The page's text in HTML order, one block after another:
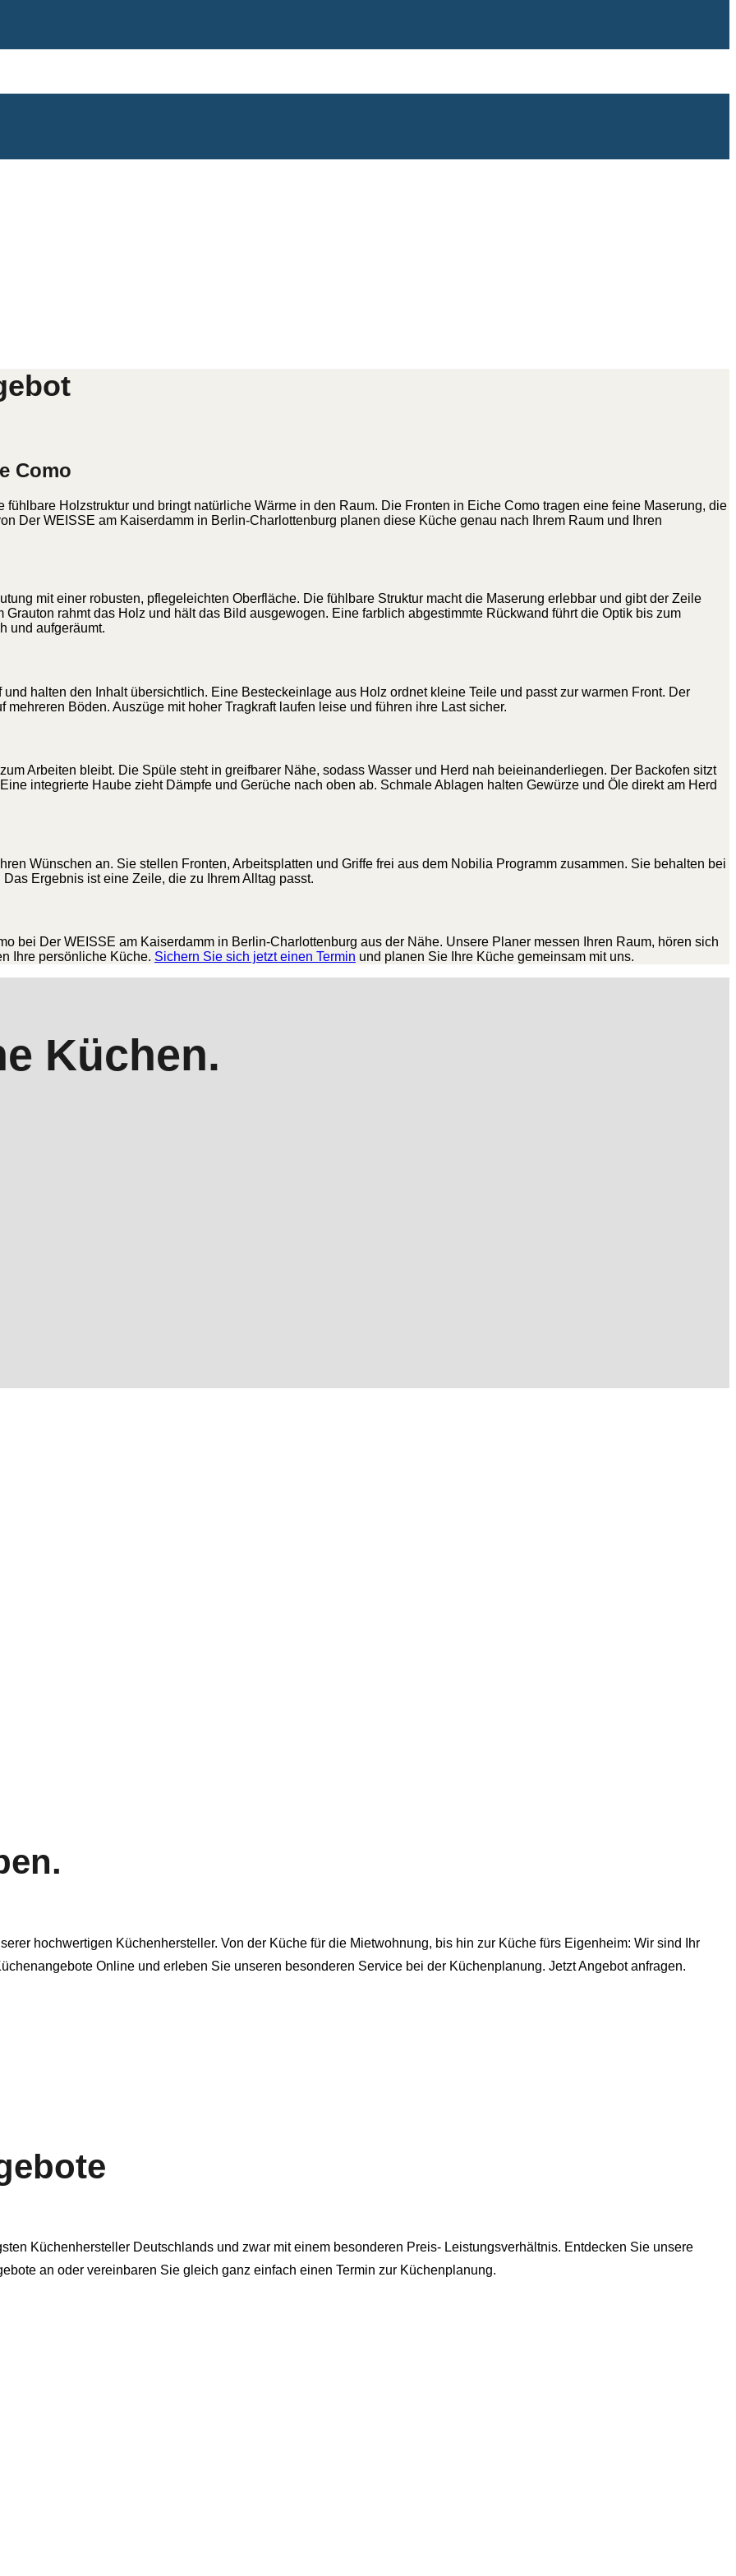
Como
Holzstruktur und bringt natürliche Wärme in den Raum. Die Fronten in Eiche Como tragen eine feine Maserung, die
Der WEISSE am Kaiserdamm in Berlin-Charlottenburg planen diese Küche genau nach Ihrem Raum und Ihren
mit einer robusten, pflegeleichten Oberfläche. Die fühlbare Struktur macht die Maserung erlebbar und gibt der Zeile
rahmt das Holz und hält das Bild ausgewogen. Eine farblich abgestimmte Rückwand führt die Optik bis zum
und aufgeräumt.
halten den Inhalt übersichtlich. Eine Besteckeinlage aus Holz ordnet kleine Teile und passt zur warmen Front. Der
Böden. Auszüge mit hoher Tragkraft laufen leise und führen ihre Last sicher.
Arbeiten bleibt. Die Spüle steht in greifbarer Nähe, sodass Wasser und Herd nah beieinanderliegen. Der Backofen sitzt
integrierte Haube zieht Dämpfe und Gerüche nach oben ab. Schmale Ablagen halten Gewürze und Öle direkt am Herd
Wünschen an. Sie stellen Fronten, Arbeitsplatten und Griffe frei aus dem Nobilia Programm zusammen. Sie behalten bei
Ergebnis ist eine Zeile, die zu Ihrem Alltag passt.
bei Der WEISSE am Kaiserdamm in Berlin-Charlottenburg aus der Nähe. Unsere Planer messen Ihren Raum, hören sich
Ihre persönliche Küche. Sichern Sie sich jetzt einen Termin und planen Sie Ihre Küche gemeinsam mit uns.
Küchen.
hochwertigen Küchenhersteller. Von der Küche für die Mietwohnung, bis hin zur Küche fürs Eigenheim: Wir sind Ihr
Online und erleben Sie unseren besonderen Service bei der Küchenplanung. Jetzt Angebot anfragen.
Küchenhersteller Deutschlands und zwar mit einem besonderen Preis- Leistungsverhältnis. Entdecken Sie unsere
an oder vereinbaren Sie gleich ganz einfach einen Termin zur Küchenplanung.